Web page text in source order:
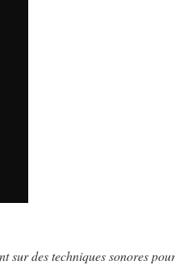
sur des techniques sonores